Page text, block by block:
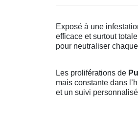
Exposé à une
efficace et surtout
pour neutraliser
Les proliférations de
mais constante dans
et un suivi personnalisé